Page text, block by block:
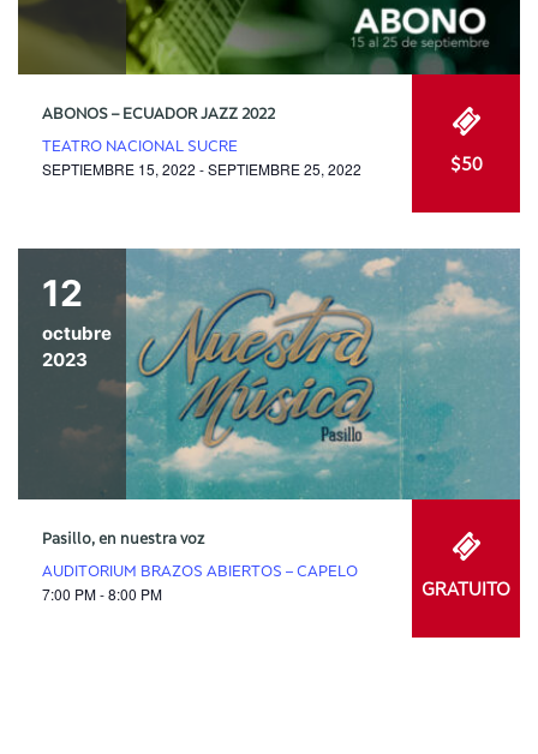
ABONOS – ECUADOR JAZZ 2022
TEATRO NACIONAL SUCRE
SEPTIEMBRE 15, 2022 - SEPTIEMBRE 25, 2022 $50
12
octubre
2023
Pasillo, en nuestra voz
AUDITORIUM BRAZOS ABIERTOS – CAPELO
7:00 PM - 8:00 PM GRATUITO